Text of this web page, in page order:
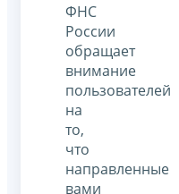
ФНС
России
обращает
внимание
пользователей
на
то,
что
направленные
вами